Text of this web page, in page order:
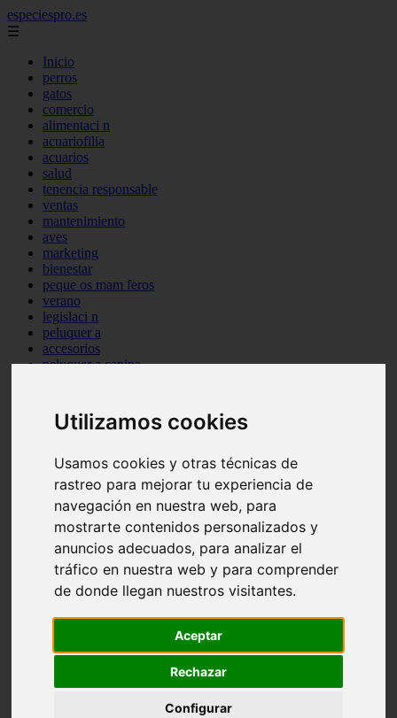
Utilizamos cookies
Usamos cookies y otras técnicas de
rastreo para mejorar tu experiencia de
navegación en nuestra web, para
mostrarte contenidos personalizados y
anuncios adecuados, para analizar el
tráfico en nuestra web y para comprender
de donde llegan nuestros visitantes.
Aceptar
Rechazar
Configurar
especiespro.es
☰
Inicio
perros
gatos
comercio
alimentaci n
acuariofilia
acuarios
salud
tenencia responsable
ventas
mantenimiento
aves
marketing
bienestar
peque os mam feros
verano
legislaci n
peluquer a
accesorios
peluquer a canina
comportamiento
protagonistas
abandono
ferias
higiene
snacks
iberzoo propet
comercios
estanques
conejos
navidad
terapia asistida